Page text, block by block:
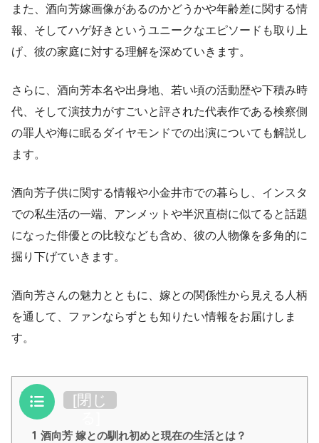
また、酒向芳嫁画像があるのかどうかや年齢差に関する情
報、そしてハゲ好きというユニークなエピソードも取り上
げ、彼の家庭に対する理解を深めていきます。
さらに、酒向芳本名や出身地、若い頃の活動歴や下積み時
代、そして演技力がすごいと評された代表作である検察側
の罪人や海に眠るダイヤモンドでの出演についても解説し
ます。
酒向芳子供に関する情報や小金井市での暮らし、インスタ
での私生活の一端、アンメットや半沢直樹に似てると話題
になった俳優との比較なども含め、彼の人物像を多角的に
掘り下げていきます。
酒向芳さんの魅力とともに、嫁との関係性から見える人柄
を通して、ファンならずとも知りたい情報をお届けしま
す。
目次 [閉じ
1 酒向芳 嫁との馴れ初めと現在の生活とは？